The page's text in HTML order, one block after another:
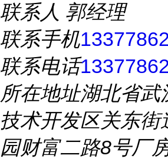
联系人 郭经理
联系手机
联系电话
所在地址湖北省武
技术开发区关东街
园财富二路8号厂